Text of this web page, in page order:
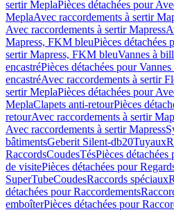
sertir MeplaPièces détachées pour
MeplaAvec raccordements à sertir
Avec raccordements à sertir Mapress
Mapress, FKM bleuPièces détachées
sertir Mapress, FKM bleuVannes à
encastréPièces détachées pour
encastréAvec raccordements à sertir
sertir MeplaPièces détachées pour
MeplaClapets anti-retourPièces
retourAvec raccordements à sertir
Avec raccordements à sertir Mapress
bâtimentsGeberit Silent-db20Tuyaux
RaccordsCoudesTésPièces détachées
de visitePièces détachées pour
SuperTubeCoudesRaccords spéciaux
détachées pour Raccordements
emboîterPièces détachées pour